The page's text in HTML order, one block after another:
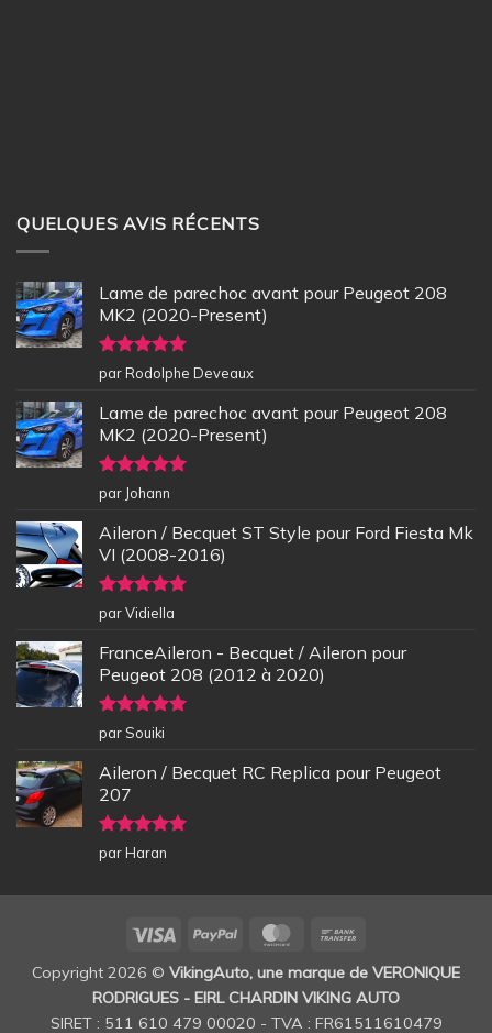
QUELQUES AVIS RÉCENTS
Lame de parechoc avant pour Peugeot 208
MK2 (2020-Present)
Note5sur
5
par Rodolphe Deveaux
Lame de parechoc avant pour Peugeot 208
MK2 (2020-Present)
Note5sur
5
par Johann
Aileron / Becquet ST Style pour Ford Fiesta Mk
VI (2008-2016)
Note5sur
5
par Vidiella
FranceAileron - Becquet / Aileron pour
Peugeot 208 (2012 à 2020)
Note5sur
5
par Souiki
Aileron / Becquet RC Replica pour Peugeot
207
Note5sur
5
par Haran
Visa PayPal MasterCard
Copyright 2026 © VikingAuto, une marque de VERONIQUE
RODRIGUES - EIRL CHARDIN VIKING AUTO
SIRET : 511 610 479 00020 - TVA : FR61511610479